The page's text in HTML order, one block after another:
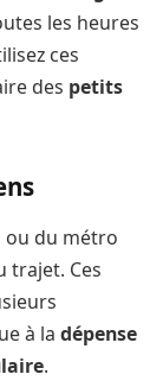
les heures
ces
des petits
ou du métro
trajet. Ces
à la dépense
.